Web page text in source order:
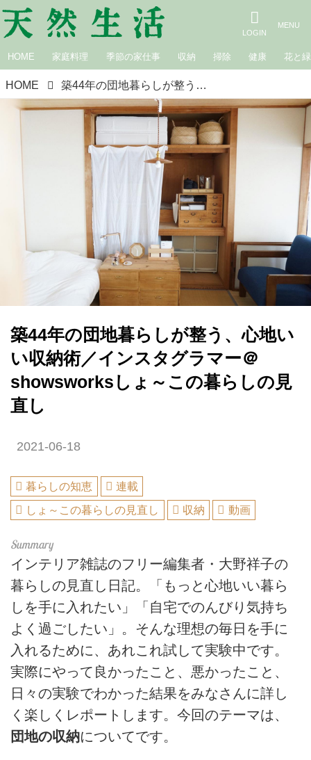
HOME 家庭料理 季節の家仕事 収納 掃除 健康 花と緑
HOME 築44年の団地暮らしが整う、心地いい収納術／インスタグラマー＠showsworksしょ～この暮らしの見直し
築44年の団地暮らしが整う、心地い
い収納術／インスタグラマー＠
showsworksしょ～この暮らしの見
直し
2021-06-18
暮らしの知恵
連載
しょ～この暮らしの見直し
収納 動画
インテリア雑誌のフリー編集者・大野祥子の
暮らしの見直し日記。「もっと心地いい暮ら
しを手に入れたい」「自宅でのんびり気持ち
よく過ごしたい」。そんな理想の毎日を手に
入れるために、あれこれ試して実験中です。
実際にやって良かったこと、悪かったこと、
日々の実験でわかった結果をみなさんに詳し
く楽しくレポートします。今回のテーマは、
団地の収納についてです。